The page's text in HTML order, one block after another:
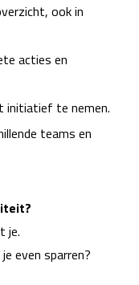
ook in
acties en
initiatief te nemen.
teams en
je.
even sparren?